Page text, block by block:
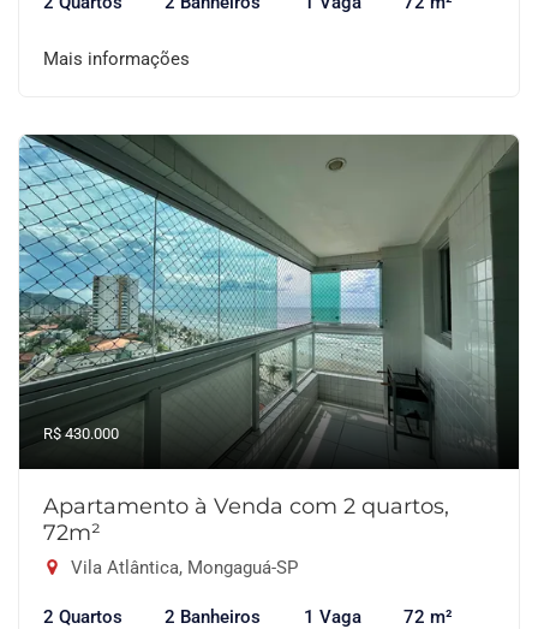
Mais informações
R$ 430.000
Apartamento à Venda com 2 quartos,
72m²
Vila Atlântica, Mongaguá-SP
2 Quartos 2 Banheiros 1 Vaga 72 m²